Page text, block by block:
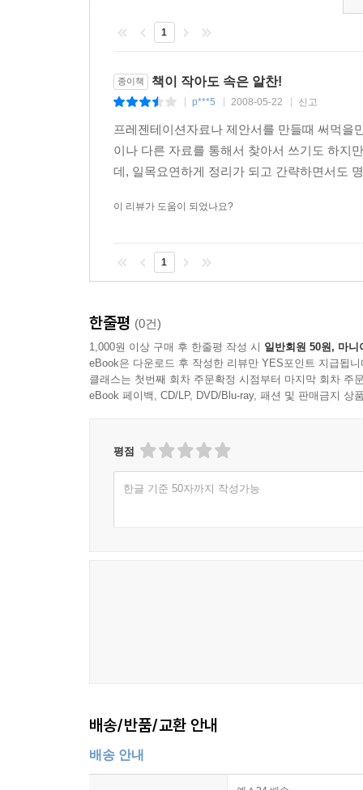
1
종이책 책이 작아도 속은 알찬!
p***5 2008-05-22 신고
프레젠테이션자료나 제안서를 만들때 써먹을
이나 다른 자료를 통해서 찾아서 쓰기도 하지
데, 일목요연하게 정리가 되고 간략하면서도
이 리뷰가 도움이 되었나요?
1
한줄평 (0건)
1,000원 이상 구매 후 한줄평 작성 시 일반회원 50원, 마니
eBook은 다운로드 후 작성한 리뷰만 YES포인트 지급됩니
클래스는 첫번째 회차 주문확정 시점부터 마지막 회차 주
eBook 페이백, CD/LP, DVD/Blu-ray, 패션 및 판매금지 상
평점
한글 기준 50자까지 작성가능
배송/반품/교환 안내
배송 안내